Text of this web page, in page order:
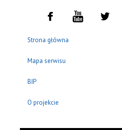
Strona główna
Mapa serwisu
BIP
O projekcie